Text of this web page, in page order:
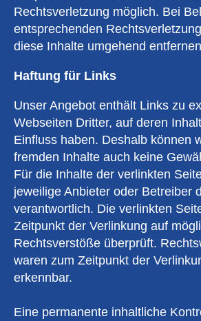
Rechtsverletzung möglich. Bei
entsprechenden
diese Inhalte umgehend
Haftung für Links
Unser Angebot enthält Links zu
Webseiten Dritter, auf deren
Einfluss haben. Deshalb können
fremden Inhalte auch keine
Für die Inhalte der verlinkten
jeweilige Anbieter oder Betreiber
verantwortlich. Die verlinkten
Zeitpunkt der Verlinkung auf
Rechtsverstöße überprüft.
waren zum Zeitpunkt der
erkennbar.
Eine permanente inhaltliche